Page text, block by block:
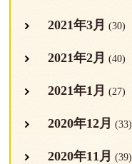
2021年3月 (30)
2021年2月 (40)
2021年1月 (27)
2020年12月 (33)
2020年11月 (39)